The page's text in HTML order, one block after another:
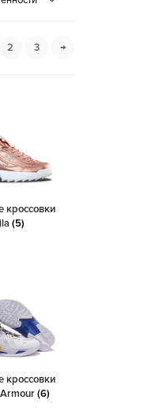
2 3 →
кроссовки
(5)
кроссовки
(6)